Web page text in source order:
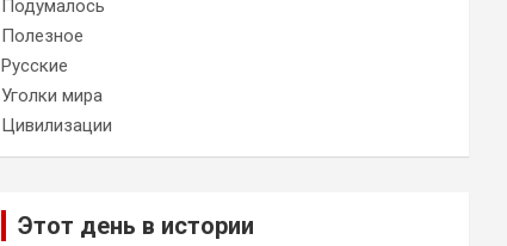
Подумалось
Полезное
Русские
Уголки мира
Цивилизации
Этот день в истории